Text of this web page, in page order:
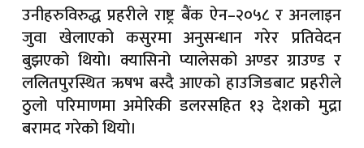
उनीहरुविरुद्ध प्रहरीले राष्ट्र बैंक ऐन–२०५८ र अनलाइन
जुवा खेलाएको कसुरमा अनुसन्धान गरेर प्रतिवेदन
बुझएको थियो। क्यासिनो प्यालेसको अण्डर ग्राउण्ड र
ललितपुरस्थित ऋषभ बस्दै आएको हाउजिङबाट प्रहरीले
ठुलो परिमाणमा अमेरिकी डलरसहित १३ देशको मुद्रा
बरामद गरेको थियो।